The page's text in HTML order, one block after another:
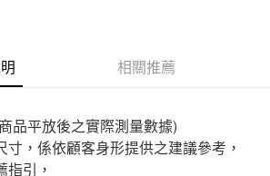
含以上)免運費
相關推薦
品平放後之實際測量數據)
，係依顧客身形提供之建議參考，
引，